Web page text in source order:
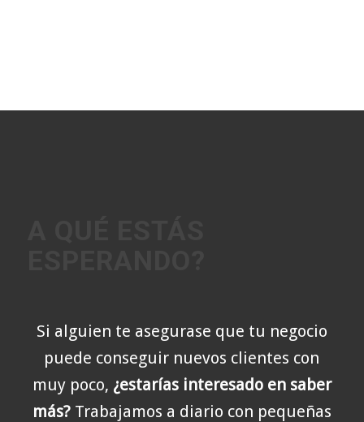
Si alguien te asegurase que tu negocio
puede conseguir nuevos clientes con
muy poco, ¿estarías interesado en saber
más?Trabajamos a diario con pequeñas